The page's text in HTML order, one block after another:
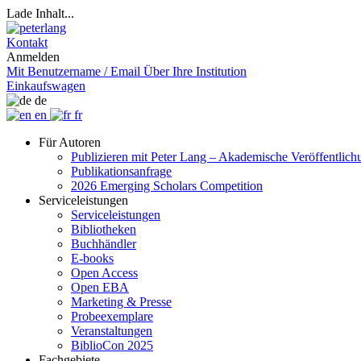
Lade Inhalt...
Kontakt
Anmelden
Mit Benutzername / Email Über Ihre Institution
Einkaufswagen
de
en
fr
Für Autoren
Publizieren mit Peter Lang – Akademische
Publikationsanfrage
2026 Emerging Scholars Competition
Serviceleistungen
Serviceleistungen
Bibliotheken
Buchhändler
E-books
Open Access
Open EBA
Marketing & Presse
Probeexemplare
Veranstaltungen
BiblioCon 2025